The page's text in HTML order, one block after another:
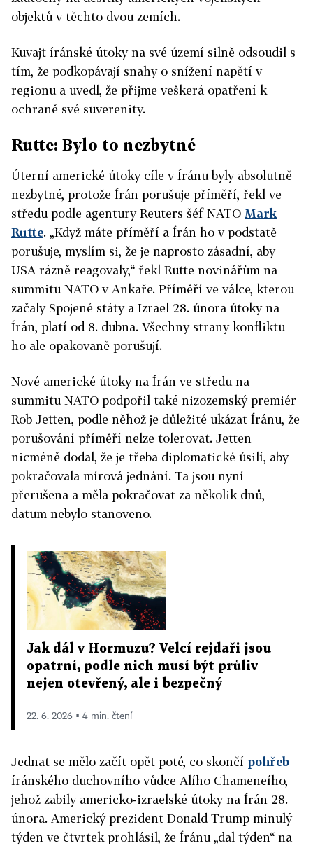
objektů v těchto dvou zemích.
Kuvajt íránské útoky na své území silně odsoudil s
tím, že podkopávají snahy o snížení napětí v
regionu a uvedl, že přijme veškerá opatření k
ochraně své suverenity.
Rutte: Bylo to nezbytné
Úterní americké útoky cíle vÍránu byly absolutně
nezbytné, protože Írán porušuje příměří, řekl ve
středu podle agentury Reuters šéf NATO Mark
Rutte. „Když máte příměří a Írán ho v podstatě
porušuje, myslím si, že je naprosto zásadní, aby
USA rázně reagovaly,“ řekl Rutte novinářům na
summitu NATO v Ankaře. Příměří ve válce, kterou
začaly Spojené státy a Izrael 28. února útoky na
Írán, platí od 8. dubna. Všechny strany konfliktu
ho ale opakovaně porušují.
Nové americké útoky na Írán ve středu na
summitu NATO podpořil také nizozemský premiér
Rob Jetten, podle něhož je důležité ukázat Íránu, že
porušování příměří nelze tolerovat. Jetten
nicméně dodal, že je třeba diplomatické úsilí, aby
pokračovala mírová jednání. Ta jsou nyní
přerušena a měla pokračovat za několik dnů,
datum nebylo stanoveno.
Jak dál v Hormuzu? Velcí rejdaři jsou
opatrní, podle nich musí být průliv
nejen otevřený, ale i bezpečný
22. 6. 2026 ▪ 4 min. čtení
Jednat se mělo začít opět poté, co skončí pohřeb
íránského duchovního vůdce Alího Chameneího,
jehož zabily americko-izraelské útoky na Írán 28.
února. Americký prezident Donald Trump minulý
týden ve čtvrtek prohlásil, že Íránu „dal týden“ na